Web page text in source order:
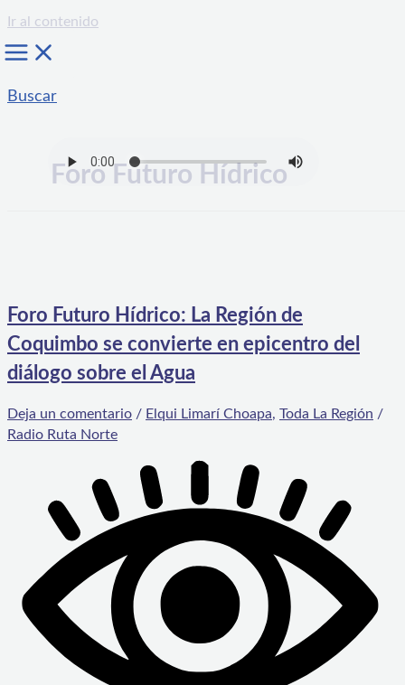
Ir al contenido
Buscar
Foro Futuro Hídrico
Foro Futuro Hídrico: La Región de
Coquimbo se convierte en epicentro del
diálogo sobre el Agua
Deja un comentario / Elqui Limarí Choapa, Toda La Región /
Radio Ruta Norte